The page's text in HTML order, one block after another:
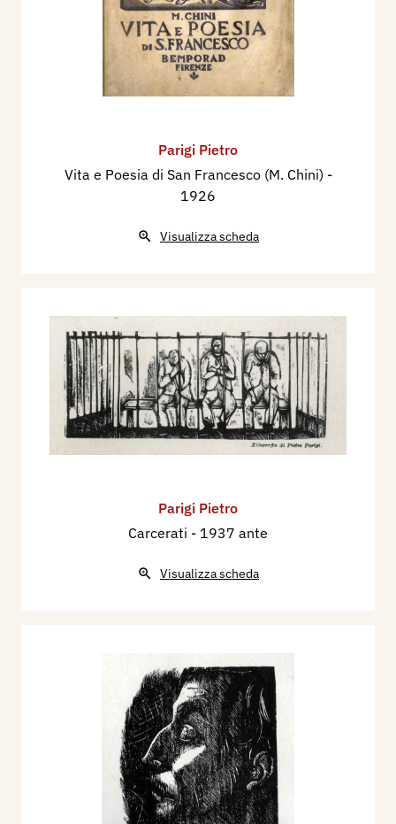
Parigi Pietro
Vita e Poesia di San Francesco (M. Chini) -
1926
Visualizza scheda
Parigi Pietro
Carcerati - 1937 ante
Visualizza scheda